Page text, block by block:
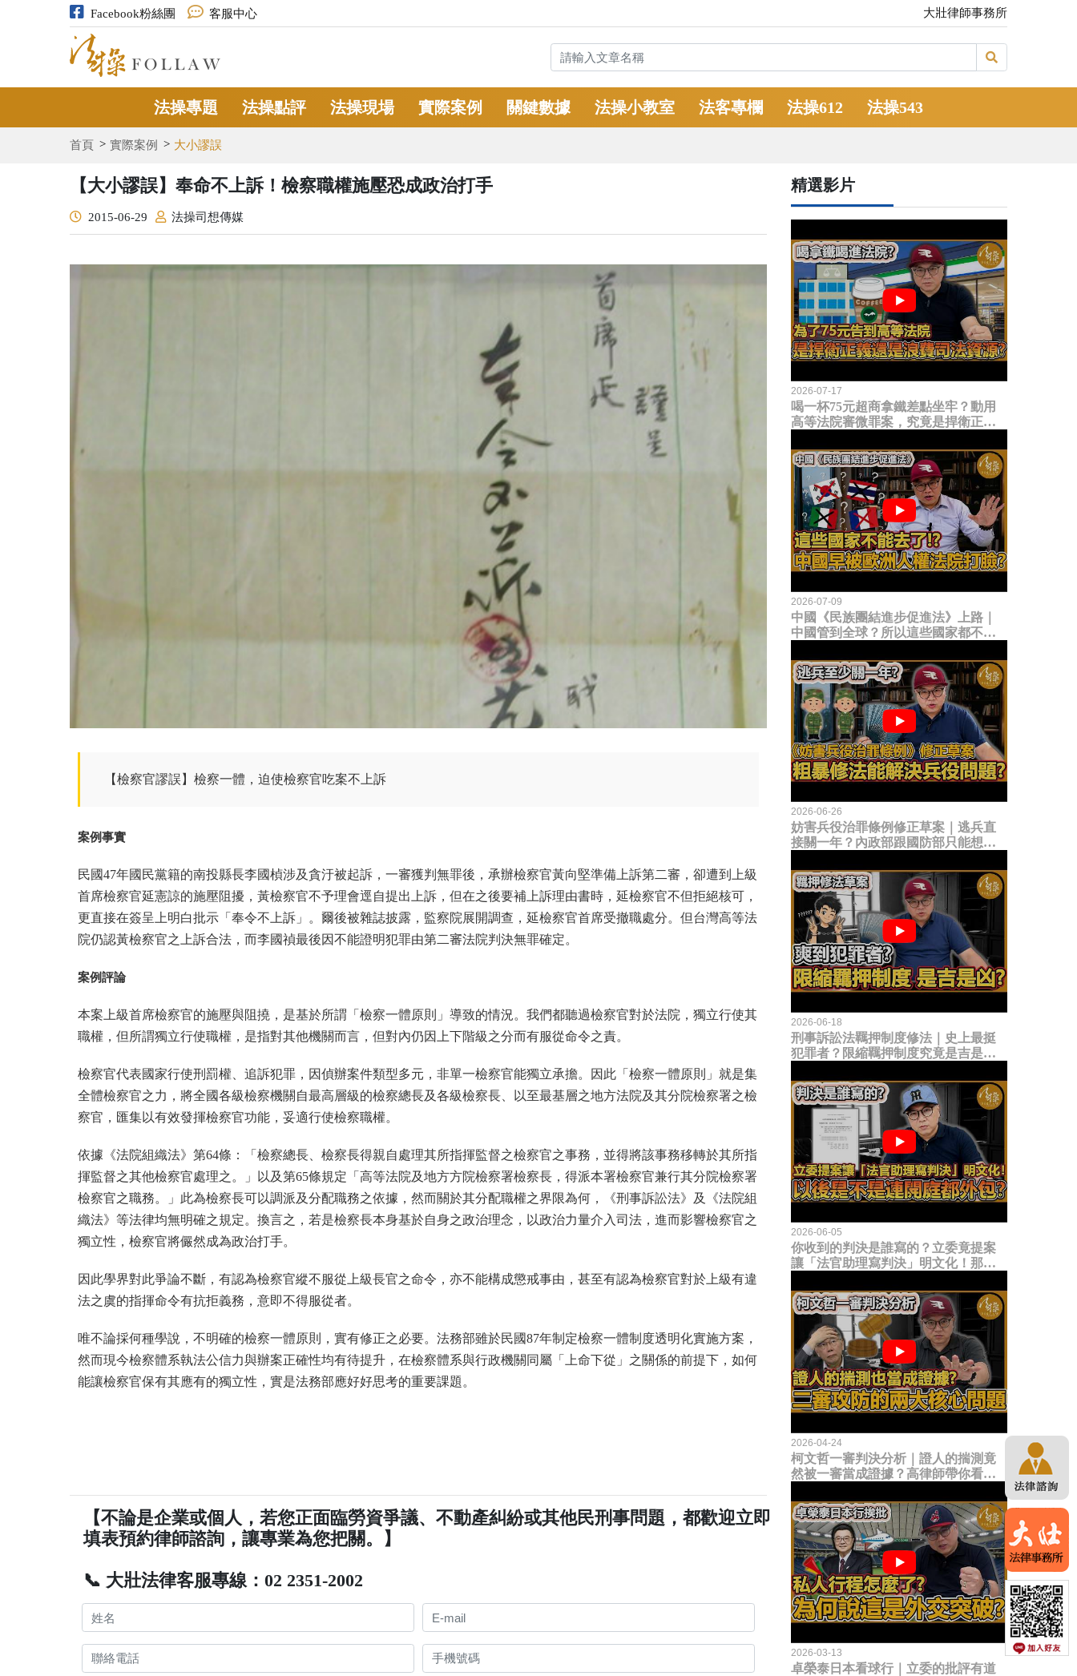
Facebook粉絲團 客服中心 大壯律師事務所
法操專題 法操點評 法操現場 實際案例 關鍵數據 法操小教室 法客專欄 法操612 法操543
首頁 實際案例 大小謬誤
【大小謬誤】奉命不上訴！檢察職權施壓恐成政治打手
2015-06-29 法操司想傳媒
【檢察官謬誤】檢察一體，迫使檢察官吃案不上訴
案例事實
民國47年國民黨籍的南投縣長李國楨涉及貪汙被起訴，一審獲判無罪後，承辦檢察官黃向堅準備上訴第二審，卻遭到上級
首席檢察官延憲諒的施壓阻擾，黃檢察官不予理會逕自提出上訴，但在之後要補上訴理由書時，延檢察官不但拒絕核可，
更直接在簽呈上明白批示「奉令不上訴」。爾後被雜誌披露，監察院展開調查，延檢察官首席受撤職處分。但台灣高等法
院仍認黃檢察官之上訴合法，而李國禎最後因不能證明犯罪由第二審法院判決無罪確定。
案例評論
本案上級首席檢察官的施壓與阻撓，是基於所謂「檢察一體原則」導致的情況。我們都聽過檢察官對於法院，獨立行使其
職權，但所謂獨立行使職權，是指對其他機關而言，但對內仍因上下階級之分而有服從命令之責。
檢察官代表國家行使刑罰權、追訴犯罪，因偵辦案件類型多元，非單一檢察官能獨立承擔。因此「檢察一體原則」就是集
全體檢察官之力，將全國各級檢察機關自最高層級的檢察總長及各級檢察長、以至最基層之地方法院及其分院檢察署之檢
察官，匯集以有效發揮檢察官功能，妥適行使檢察職權。
依據《法院組織法》第64條：「檢察總長、檢察長得親自處理其所指揮監督之檢察官之事務，並得將該事務移轉於其所指
揮監督之其他檢察官處理之。」以及第65條規定「高等法院及地方方院檢察署檢察長，得派本署檢察官兼行其分院檢察署
檢察官之職務。」此為檢察長可以調派及分配職務之依據，然而關於其分配職權之界限為何，《刑事訴訟法》及《法院組
織法》等法律均無明確之規定。換言之，若是檢察長本身基於自身之政治理念，以政治力量介入司法，進而影響檢察官之
獨立性，檢察官將儼然成為政治打手。
因此學界對此爭論不斷，有認為檢察官縱不服從上級長官之命令，亦不能構成懲戒事由，甚至有認為檢察官對於上級有違
法之虞的指揮命令有抗拒義務，意即不得服從者。
唯不論採何種學說，不明確的檢察一體原則，實有修正之必要。法務部雖於民國87年制定檢察一體制度透明化實施方案，
然而現今檢察體系執法公信力與辦案正確性均有待提升，在檢察體系與行政機關同屬「上命下從」之關係的前提下，如何
能讓檢察官保有其應有的獨立性，實是法務部應好好思考的重要課題。
【不論是企業或個人，若您正面臨勞資爭議、不動產糾紛或其他民刑事問題，都歡迎立即
填表預約律師諮詢，讓專業為您把關。】
📞 大壯法律客服專線：02 2351-2002
精選影片
2026-07-17
喝一杯75元超商拿鐵差點坐牢？動用
高等法院審微罪案，究竟是捍衛正義
2026-07-09
中國《民族團結進步促進法》上路｜
中國管到全球？所以這些國家都不能
臉？
2026-06-26
妨害兵役治罪條例修正草案｜逃兵直
接關一年？內政部跟國防部只能想到
題？
2026-06-18
刑事訴訟法羈押制度修法｜史上最挺
犯罪者？限縮羈押制度究竟是吉是
2026-06-05
你收到的判決是誰寫的？立委竟提案
讓「法官助理寫判決」明文化！那以
2026-04-24
柯文哲一審判決分析｜證人的揣測竟
然被一審當成證據？高律師帶你看未
2026-03-13
卓榮泰日本看球行｜立委的批評有道